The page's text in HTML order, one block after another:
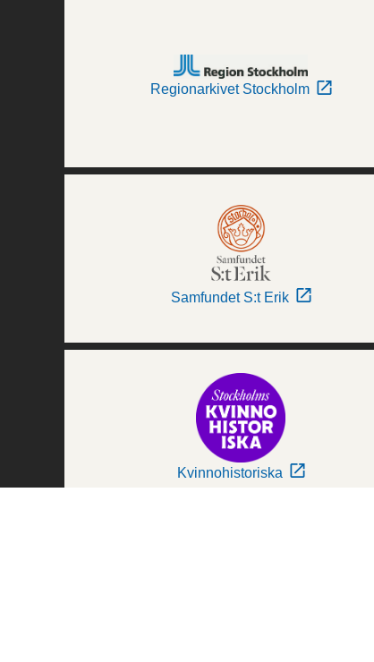
Regionarkivet Stockholm
Samfundet S:t Erik
Kvinnohistoriska